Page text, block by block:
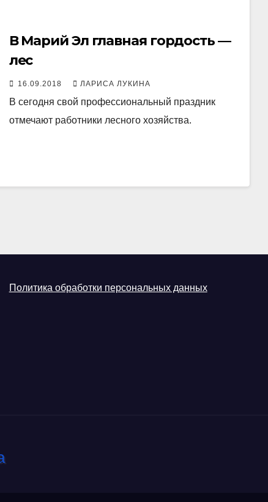
В Марий Эл главная гордость —
лес
16.09.2018 ЛАРИСА ЛУКИНА
В сегодня свой профессиональный праздник
отмечают работники лесного хозяйства.
Политика обработки персональных данных